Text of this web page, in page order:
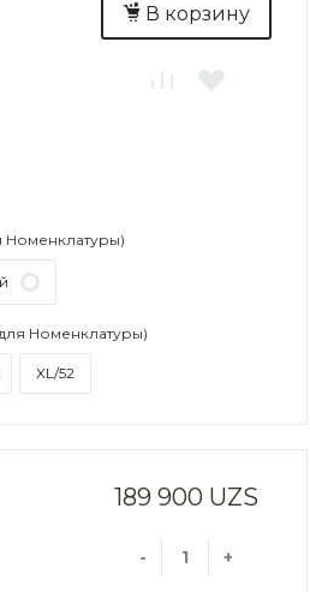
В корзину
Номенклатуры)
Номенклатуры)
XL/52
189 900 UZS
- +